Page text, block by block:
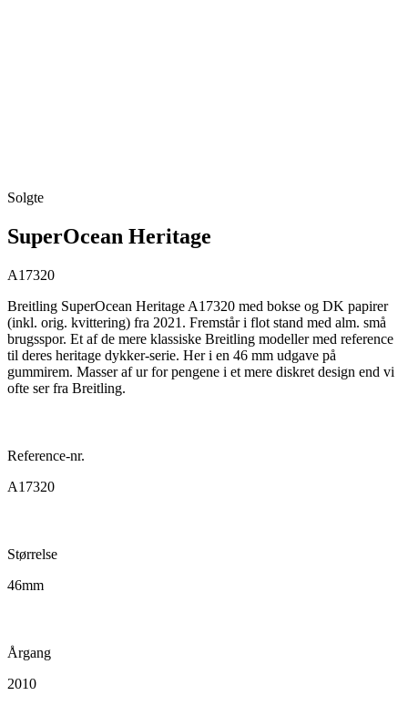
Solgte
SuperOcean Heritage
A17320
Breitling SuperOcean Heritage A17320 med bokse og DK papirer
(inkl. orig. kvittering) fra 2021. Fremstår i flot stand med alm. små
brugsspor. Et af de mere klassiske Breitling modeller med reference
til deres heritage dykker-serie. Her i en 46 mm udgave på
gummirem. Masser af ur for pengene i et mere diskret design end vi
ofte ser fra Breitling.
Reference-nr.
A17320
Størrelse
46mm
Årgang
2010